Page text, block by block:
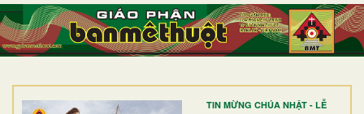
TIN MỪNG CHÚA NHẬT - LỄ
TRANG NHẤT
GIỚI THIỆU